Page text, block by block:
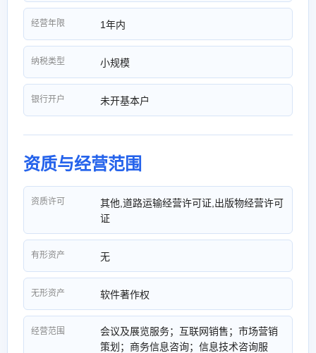
经营年限 1年内
纳税类型 小规模
银行开户 未开基本户
资质与经营范围
资质许可
其他,道路运输经营许可证,出版物经营许可
证
有形资产 无
无形资产 软件著作权
经营范围
会议及展览服务；互联网销售；市场营销
策划；商务信息咨询；信息技术咨询服